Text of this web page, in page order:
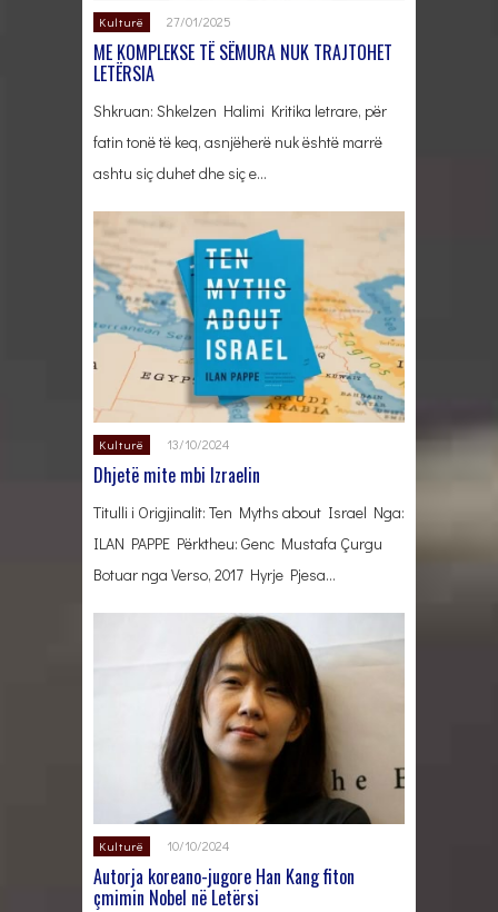
Kulturë 27/01/2025
ME KOMPLEKSE TË SËMURA NUK TRAJTOHET
LETËRSIA
Shkruan: Shkelzen Halimi Kritika letrare, për
fatin tonë të keq, asnjëherë nuk është marrë
ashtu siç duhet dhe siç e…
Kulturë 13/10/2024
Dhjetë mite mbi Izraelin
Titulli i Origjinalit: Ten Myths about Israel Nga:
ILAN PAPPE Përktheu: Genc Mustafa Çurgu
Botuar nga Verso, 2017 Hyrje Pjesa…
Kulturë 10/10/2024
Autorja koreano-jugore Han Kang fiton
çmimin Nobel në Letërsi